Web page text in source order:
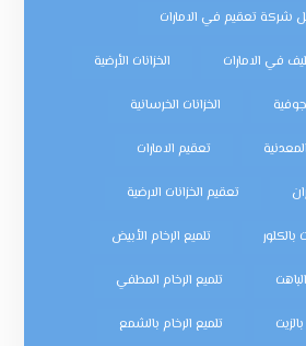
شركة تعقيم في الامارات
في الامارات الخزانات الأرضية
الخزانات الخرسانية
تعقيم الامارات
تعقيم الخزانات الارضية
بالكلور تلميع الرخام الأبيض
تلميع الرخام المطفي
تلميع الرخام بالشمع